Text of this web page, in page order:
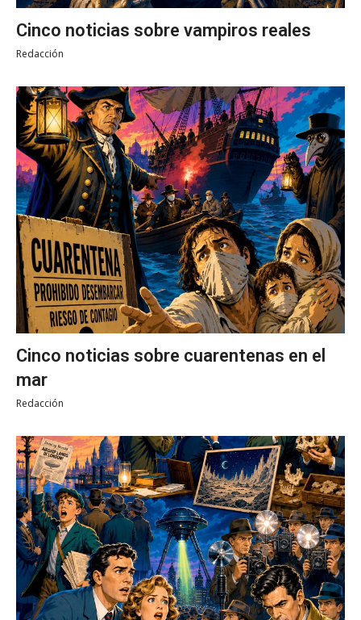
Cinco noticias sobre vampiros reales
Redacción
Cinco noticias sobre cuarentenas en el
mar
Redacción